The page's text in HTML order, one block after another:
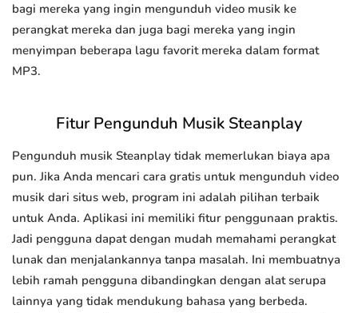
bagi mereka yang ingin mengunduh video musik ke
perangkat mereka dan juga bagi mereka yang ingin
menyimpan beberapa lagu favorit mereka dalam format
MP3.
Fitur Pengunduh Musik Steanplay
Pengunduh musik Steanplay tidak memerlukan biaya apa
pun. Jika Anda mencari cara gratis untuk mengunduh video
musik dari situs web, program ini adalah pilihan terbaik
untuk Anda. Aplikasi ini memiliki fitur penggunaan praktis.
Jadi pengguna dapat dengan mudah memahami perangkat
lunak dan menjalankannya tanpa masalah. Ini membuatnya
lebih ramah pengguna dibandingkan dengan alat serupa
lainnya yang tidak mendukung bahasa yang berbeda.